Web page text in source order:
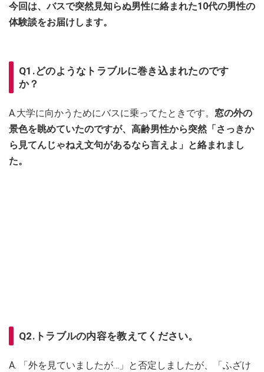
今回は、バスで突然見知らぬ男性に絡まれた10代の男性の
体験談をお届けします。
Q1.どのようなトラブルに巻き込まれたのです
か？
A.大学に向かうためにバスに乗ってたときです。 窓の外の
景色を眺めていたのですが、高齢男性から突然「さっきか
ら見てんじゃねえ文句があるなら言えよ」と絡まれまし
た。
Q2.トラブルの内容を教えてください。
A. 「外を見ていましたが…」と否定しましたが、「ふざけ